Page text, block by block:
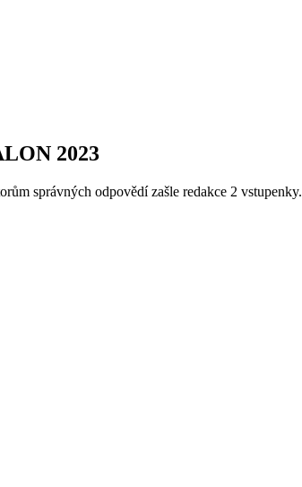
2023
správných odpovědí zašle redakce 2 vstupenky.